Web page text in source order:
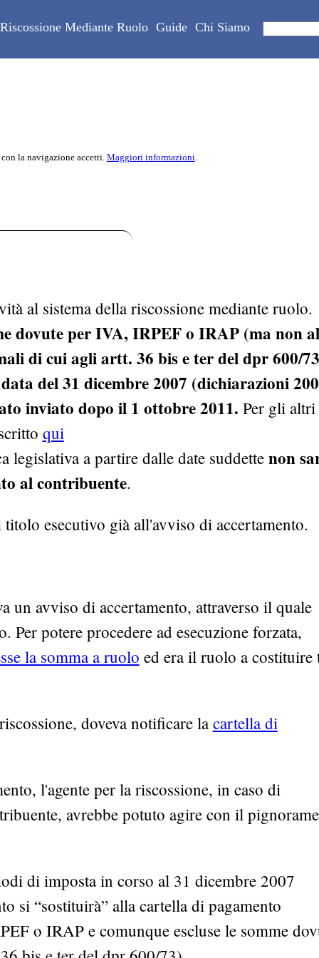
Riscossione Mediante Ruolo Guide Chi Siamo
la navigazione accetti. Maggiori informazioni.
al sistema della riscossione mediante ruolo.
dovute per IVA, IRPEF o IRAP (ma non
di cui agli artt. 36 bis e ter del dpr 600/
del 31 dicembre 2007 (dichiarazioni
inviato dopo il 1 ottobre 2011. Per gli altri
qui
legislativa a partire dalle date suddette non
al contribuente.
esecutivo già all'avviso di accertamento.
un avviso di accertamento, attraverso il quale
potere procedere ad esecuzione forzata,
la somma a ruolo ed era il ruolo a costituire
doveva notificare lacartella di
l'agente per la riscossione, in caso di
avrebbe potuto agire con il
di imposta in corso al 31 dicembre 2007
si “sostituirà” alla cartella di pagamento
o IRAP e comunque escluse le somme